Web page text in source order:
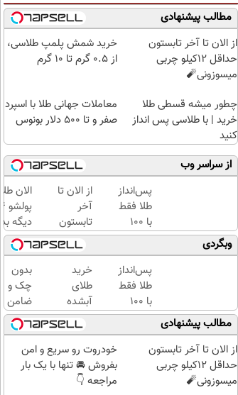
مطالب پیشنهادی
از الان تا آخر تابستون
حداقل 12کیلو چربی
میسوزونی🧨
خرید شمش پلمپ طلاسی،
از ۰.۵ گرم تا ۱۰ گرم
چطور میشه قسطی طلا
خرید | با طلاسی پس انداز
کنید
معاملات جهانی طلا با اسپرد
صفر و تا ۵۰۰ دلار بونوس
از سراسر وب
پس‌انداز
طلا فقط
با ۱۰۰
هزارتومان
(امن و
راحت)
از الان تا
آخر
تابستون
حداقل
12کیلو
چربی
میسوزونی
🧨
الان
دیگه
طلا با
بی‌بهره
وبگردی
پس‌انداز
طلا فقط
با ۱۰۰
هزارتومان
(امن و
راحت)
خرید
طلای
آبشده
حتی با
۱۰۰هزارتومان
بدون
چک و
ضامن
تا 100
میلیون
اعتبار
خرید
مطالب پیشنهادی
از الان تا آخر تابستون
حداقل 12کیلو چربی
میسوزونی🧨
خودروت رو سریع و امن
بفروش 🚘 تنها با یک بار
مراجعه 👇